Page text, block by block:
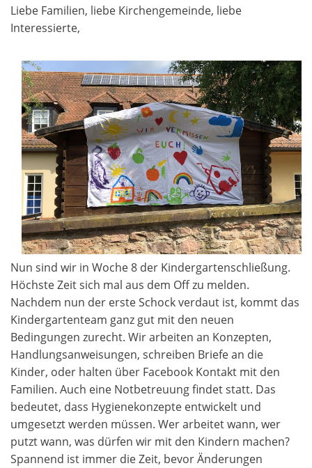
Liebe Familien, liebe Kirchengemeinde, liebe
Interessierte,
Nun sind wir in Woche 8 der Kindergartenschließung.
Höchste Zeit sich mal aus dem Off zu melden.
Nachdem nun der erste Schock verdaut ist, kommt das
Kindergartenteam ganz gut mit den neuen
Bedingungen zurecht. Wir arbeiten an Konzepten,
Handlungsanweisungen, schreiben Briefe an die
Kinder, oder halten über Facebook Kontakt mit den
Familien. Auch eine Notbetreuung findet statt. Das
bedeutet, dass Hygienekonzepte entwickelt und
umgesetzt werden müssen. Wer arbeitet wann, wer
putzt wann, was dürfen wir mit den Kindern machen?
Spannend ist immer die Zeit, bevor Änderungen